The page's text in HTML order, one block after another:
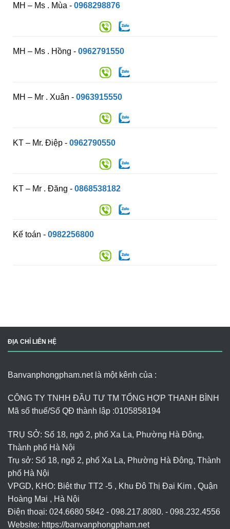
MH – Ms . Mùa - 0968298876
MH – Ms . Hồng - 0962791550
MH – Mr . Xuân - 0963915550
KT – Mr. Điệp - 0962790550
KT – Mr . Đăng - 0868538182
Kế toán - 0982256800
ĐỊA CHỈ LIÊN HỆ
Banvanphongpham.net là một kênh của :
CÔNG TY TNHH ĐẦU TƯ TM TỔNG HỢP THANH BÌNH
Mã số thuế/Số QĐ thành lập :0105858194
TRỤ SỞ: Số 18, ngõ 2, phố Xa La, Phường Hà Đông,
Thành phố Hà Nội
Trụ sở: Số 18, ngõ 2, phố Xa La, Phường Hà Đông, Thành
phố Hà Nội
VPGD, KHO: Biệt thự TT2 -5 , Khu Đô Thị Đại Kim , Quận
Hoàng Mai , Hà Nội
Điện thoại: 024.6680 5842 - 098.217.8080. - 098.232.4556
Website: https://banvanphongpham.net